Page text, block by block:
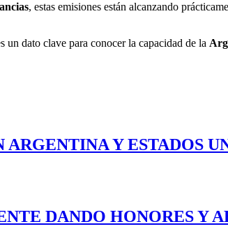
, estas emisiones están alcanzando
un dato clave para conocer la capacidad de la
Y ESTADOS
DANDO HONORES Y